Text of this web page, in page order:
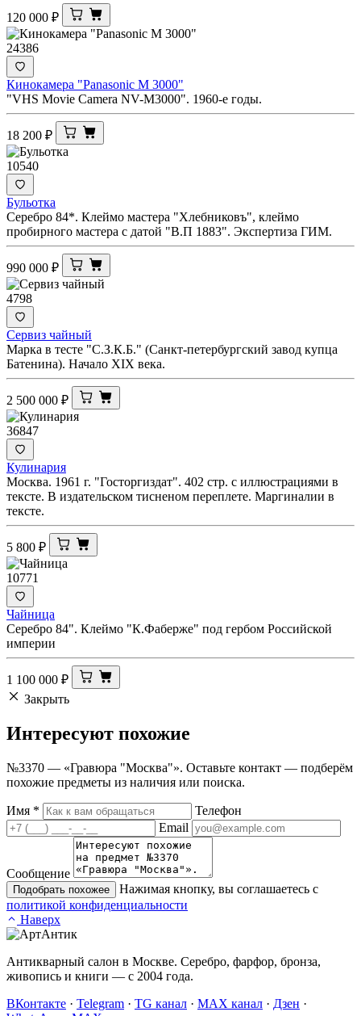
120 000 ₽
24386
Кинокамера "Panasonic M 3000"
"VHS Movie Camera NV-M3000". 1960-е годы.
18 200 ₽
10540
Бульотка
Серебро 84*. Клеймо мастера "Хлебниковъ", клеймо
пробирного мастера с датой "В.П 1883". Экспертиза ГИМ.
990 000 ₽
4798
Сервиз чайный
Марка в тесте "С.З.К.Б." (Санкт-петербургский завод купца
Батенина). Начало XIX века.
2 500 000 ₽
36847
Кулинария
Москва. 1961 г. "Госторгиздат". 402 стр. с иллюстрациями в
тексте. В издательском тисненом переплете. Маргиналии в
тексте.
5 800 ₽
10771
Чайница
Серебро 84". Клеймо "К.Фаберже" под гербом Российской
империи
1 100 000 ₽
Закрыть
Интересуют похожие
№3370 — «Гравюра "Москва"». Оставьте контакт — подберём
похожие предметы из наличия или поиска.
Имя *
Телефон
Email
Сообщение
Подобрать похожее
Нажимая кнопку, вы соглашаетесь с
политикой конфиденциальности
Наверх
Антикварный салон в Москве. Серебро, фарфор, бронза,
живопись и книги — с 2004 года.
ВКонтакте · Telegram · TG канал · MAX канал · Дзен ·